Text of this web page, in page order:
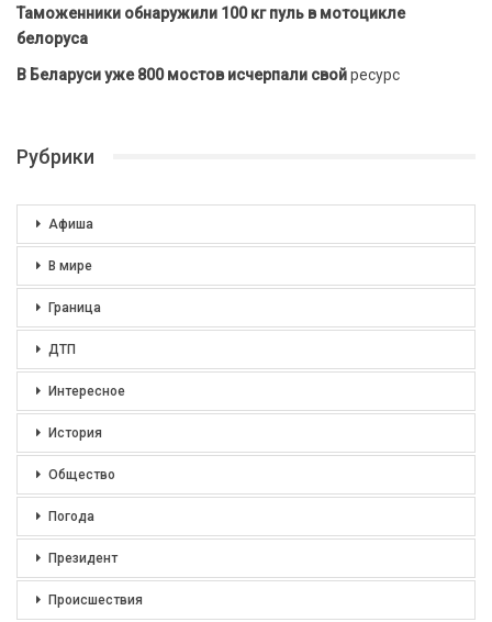
Таможенники обнаружили 100 кг пуль в мотоцикле
белоруса
В Беларуси уже 800 мостов исчерпали свойресурс
Рубрики
Афиша
В мире
Граница
ДТП
Интересное
История
Общество
Погода
Президент
Происшествия